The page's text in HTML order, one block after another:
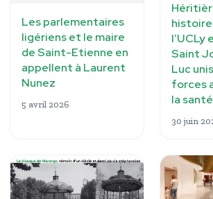
Les parlementaires
ligériens et le maire
de Saint-Etienne en
appellent à Laurent
Nunez
5 avril 2026
l’UCLy
Saint
Luc
forces
la
30 juin